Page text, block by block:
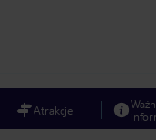
Atrakcje